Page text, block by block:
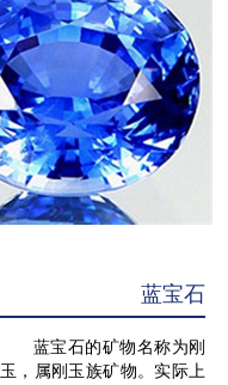
蓝宝石
蓝宝石的矿物名称为刚
玉，属刚玉族矿物。实际上